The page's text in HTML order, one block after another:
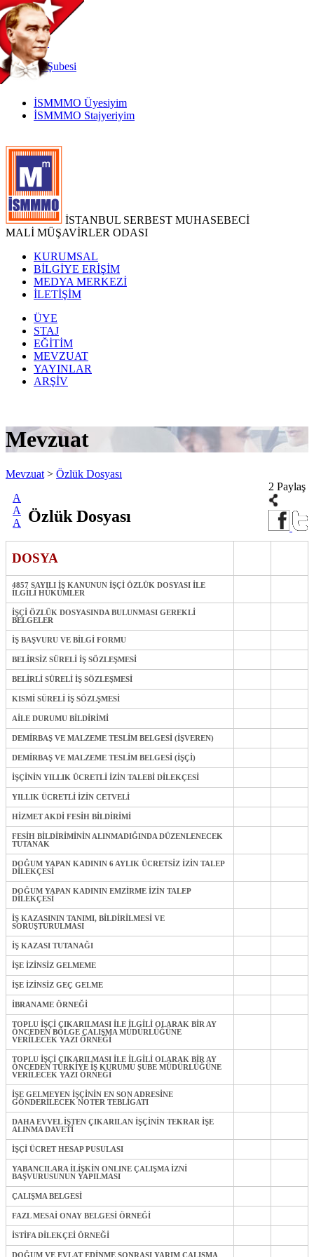
TR
|
EN
İnternetŞubesi
İSMMMO Üyesiyim
İSMMMO Stajyeriyim
İSTANBUL SERBEST MUHASEBECİ
MALİ MÜŞAVİRLER ODASI
KURUMSAL
BİLGİYE ERİŞİM
MEDYA MERKEZİ
İLETİŞİM
ÜYE
STAJ
EĞİTİM
MEVZUAT
YAYINLAR
ARŞİV
Mevzuat
Mevzuat > Özlük Dosyası
A
A
A
2 Paylaş
Özlük Dosyası
DOSYA
4857 SAYILI İŞ KANUNUN İŞÇİ ÖZLÜK DOSYASI İLE
İLGİLİ HÜKÜMLER
İŞÇİ ÖZLÜK DOSYASINDA BULUNMASI GEREKLİ
BELGELER
İŞ BAŞVURU VE BİLGİ FORMU
BELİRSİZ SÜRELİ İŞ SÖZLEŞMESİ
BELİRLİ SÜRELİ İŞ SÖZLEŞMESİ
KISMİ SÜRELİ İŞ SÖZLŞMESİ
AİLE DURUMU BİLDİRİMİ
DEMİRBAŞ VE MALZEME TESLİM BELGESİ (İŞVEREN)
DEMİRBAŞ VE MALZEME TESLİM BELGESİ (İŞÇİ)
İŞÇİNİN YILLIK ÜCRETLİ İZİN TALEBİ DİLEKÇESİ
YILLIK ÜCRETLİ İZİN CETVELİ
HİZMET AKDİ FESİH BİLDİRİMİ
FESİH BİLDİRİMİNİN ALINMADIĞINDA DÜZENLENECEK
TUTANAK
DOĞUM YAPAN KADININ 6 AYLIK ÜCRETSİZ İZİN TALEP
DİLEKÇESİ
DOĞUM YAPAN KADININ EMZİRME İZİN TALEP
DİLEKÇESİ
İŞ KAZASININ TANIMI, BİLDİRİLMESİ VE
SORUŞTURULMASI
İŞ KAZASI TUTANAĞI
İŞE İZİNSİZ GELMEME
İŞE İZİNSİZ GEÇ GELME
İBRANAME ÖRNEĞİ
TOPLU İŞÇİ ÇIKARILMASI İLE İLGİLİ OLARAK BİR AY
ÖNCEDEN BÖLGE ÇALIŞMA MÜDÜRLÜĞÜNE
VERİLECEK YAZI ÖRNEĞİ
TOPLU İŞÇİ ÇIKARILMASI İLE İLGİLİ OLARAK BİR AY
ÖNCEDEN TÜRKİYE İŞ KURUMU ŞUBE MÜDÜRLÜĞÜNE
VERİLECEK YAZI ÖRNEĞİ
İŞE GELMEYEN İŞÇİNİN EN SON ADRESİNE
GÖNDERİLECEK NOTER TEBLİGATI
DAHA EVVEL İŞTEN ÇIKARILAN İŞÇİNİN TEKRAR İŞE
ALINMA DAVETİ
İŞÇİ ÜCRET HESAP PUSULASI
YABANCILARA İLİŞKİN ONLINE ÇALIŞMA İZNİ
BAŞVURUSUNUN YAPILMASI
ÇALIŞMA BELGESİ
FAZL MESAİ ONAY BELGESİ ÖRNEĞİ
İSTİFA DİLEKÇEİ ÖRNEĞİ
DOĞUM VE EVLAT EDİNME SONRASI YARIM ÇALIŞMA